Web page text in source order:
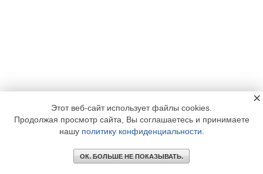
Этот веб-сайт использует файлы cookies.
Продолжая просмотр сайта, Вы соглашаетесь и принимаете
нашу политику конфиденциальности
ОК. БОЛЬШЕ НЕ ПОКАЗЫВАТЬ.
×